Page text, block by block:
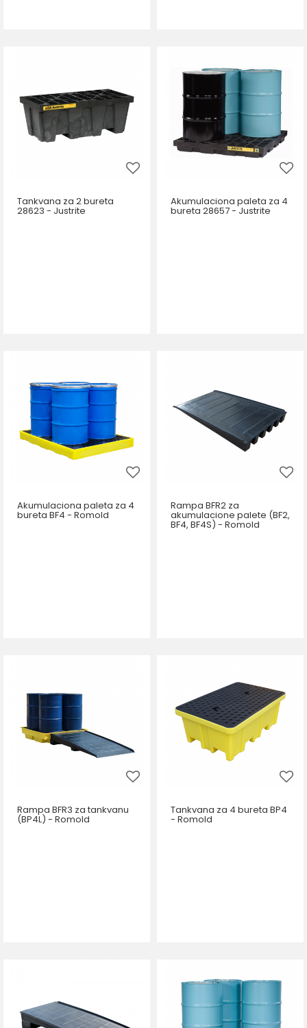
Tankvana za 2 bureta
28623 - Justrite
Akumulaciona paleta za 4
bureta 28657 - Justrite
Akumulaciona paleta za 4
bureta BF4 - Romold
Rampa BFR2 za
akumulacione palete (BF2,
BF4, BF4S) - Romold
Rampa BFR3 za tankvanu
(BP4L) - Romold
Tankvana za 4 bureta BP4
- Romold